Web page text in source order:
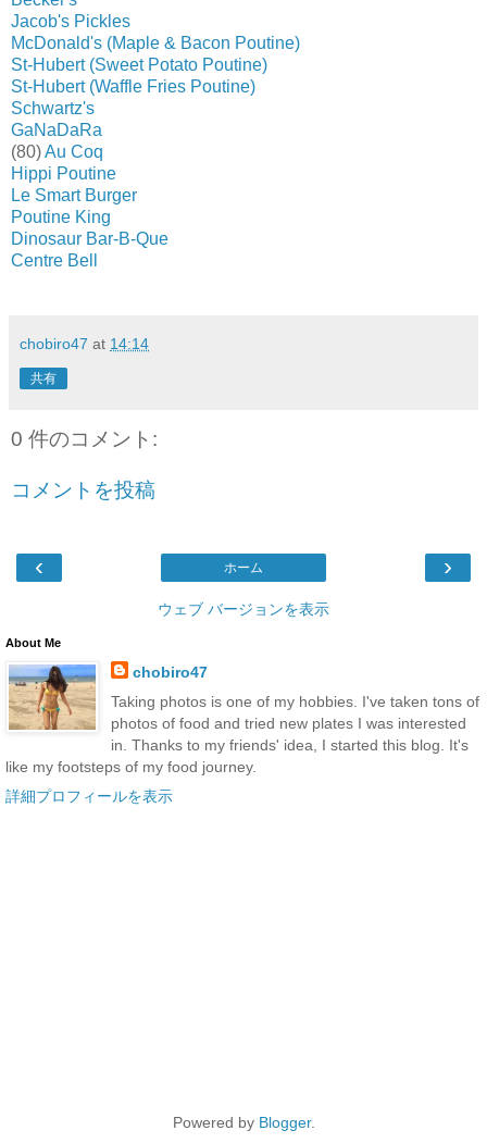
Jacob's Pickles
McDonald's (Maple & Bacon Poutine)
St-Hubert (Sweet Potato Poutine)
St-Hubert (Waffle Fries Poutine)
Schwartz's
GaNaDaRa
(80)Au Coq
Hippi Poutine
Le Smart Burger
Poutine King
Dinosaur Bar-B-Que
Centre Bell
chobiro47 at 14:14
共有
0 件のコメント:
コメントを投稿
‹ ›
ホーム
ウェブ バージョンを表示
About Me
chobiro47
Taking photos is one of my hobbies. I've taken tons of
photos of food and tried new plates I was interested
in. Thanks to my friends' idea, I started this blog. It's
like my footsteps of my food journey.
詳細プロフィールを表示
Powered by Blogger.